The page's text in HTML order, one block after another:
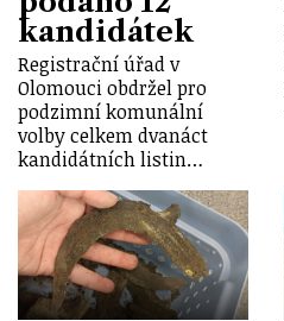
kandidátek
Registrační úřad v
Olomouci obdržel pro
podzimní komunální
volby celkem dvanáct
kandidátních listin…